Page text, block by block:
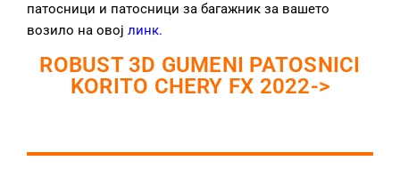
патосници и патосници за багажник за вашето
возило на овој линк.
ROBUST 3D GUMENI PATOSNICI
KORITO CHERY FX 2022->